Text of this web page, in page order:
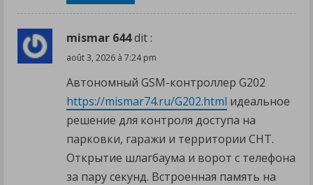
mismar 644dit :
août 3, 2026 à 7:24 pm
Автономный GSM-контроллер G202
https://mismar74.ru/G202.html идеальное
решение для контроля доступа на
парковки, гаражи и территории СНТ.
Открытие шлагбаума и ворот с телефона
за пару секунд. Встроенная память на